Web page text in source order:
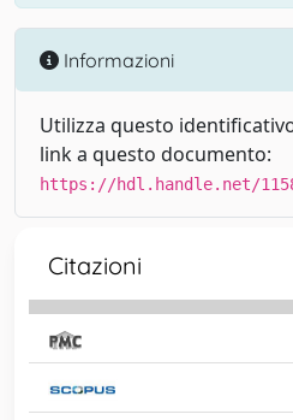
Informazioni
Utilizza questo
link a questo documento:
https://hdl.handle.net/
Citazioni